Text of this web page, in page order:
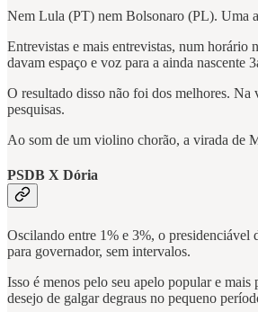
Nem Lula (PT) nem Bolsonaro (PL). Uma
Entrevistas e mais entrevistas, num
davam espaço e voz para a ainda nascente
O resultado disso não foi dos melhores. Na
pesquisas.
Ao som de um violino chorão, a virada de
PSDB X Dória
Oscilando entre 1% e 3%, o presidenciável
para governador, sem intervalos.
Isso é menos pelo seu apelo popular e
desejo de galgar degraus no pequeno